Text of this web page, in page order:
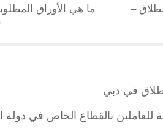
–
ما هي الأوراق
في دبي
للعاملين بالقطاع الخاص في دولة